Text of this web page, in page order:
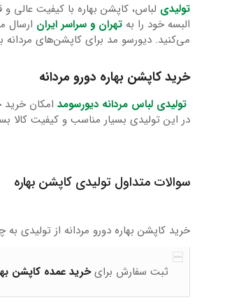
تولیدی لباس، کاپشن بهاره با کیفیت
البسه خود را به تهران و سراسر ایران ارسال
می‌کنید. دیورسو مد برای کاپشن‌های مردانه
خرید کاپشن بهاره دورو مردانه
تولیدی لباس مردانه دیورسومد امکان خرید
در این تولیدی بسیار مناسب و کیفیت کالا
سوالات متداول تولیدی کاپشن بهاره
خرید کاپشن بهاره دورو مردانه از تولیدی
ثبت سفارش برایخرید عمده کاپشن